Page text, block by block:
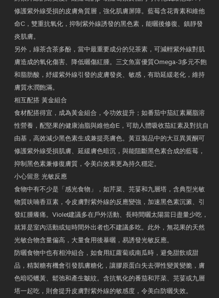
修護紫外線受損的皮膚角質層，強化肌膚屏障。藍莓含花青素和維他
命C，雙重抗氧化，抑制紫外線誘發的黑色素，能曬後修復、鎮靜發
炎肌膚。
另外，綠茶含茶多酚，當中最重要成分的兒茶素，可減輕紫外線對肌
膚造成的氧化傷害、降低曬傷紅腫。三文魚富優質Omega-3多元不飽
和脂肪酸，紓緩紫外線引發的皮膚發炎、敏感，有助延緩老化，維持
膚質水潤飽滿。
相互配搭 黃金組合
食材配搭得宜，成為黃金組合，令功效提升；如番茄中茄紅素屬脂溶
性營養，配堅果的健康油脂與維他命E，可助人體吸收茄紅素及對抗自
由基，高效減少黑色素生成兼提亮膚色。黃豆製品中的大豆異黃酮可
修護紫外線受損肌膚、延緩膚色暗沉，與能阻斷黑色素合成的藍莓，
抑制黑色素兼修復膚質，令美白效果更為持久穩定。
小心留意 光敏反應
食物中有不少是「感光食物」，如芹菜、芫荽和九層塔，含典型光敏
物質呋喃香豆素，令皮膚對紫外線的反應變強，加速黑色素沉澱、引
發紅腫癢痛。Violet建議多在戶外活動、長時間曬太陽當日盡量少吃，
就算是室內活動或短時間外出者也不建議多吃。此外，無花果的天然
光敏合物含量偏高，大量食用後暴曬，易誘發光敏反應。
防曬食物中也有相沖組合，如食用紅蘿蔔或南瓜時，避免甜飲或甜
品，精製糖有機會引發肌膚糖化，讓膠原蛋白失去彈性變黃變脆，膚
色暗啞蠟黃、鬆弛和產生皺紋。含抗氧化的番茄和芹菜、芫荽或九層
塔一起吃，則會提升皮膚對紫外線的敏感度，令美白防曬失效。